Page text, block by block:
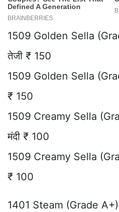
1509 Golden Sella
तेजी ₹ 150
1509 Golden Sella
₹ 150
1509 Creamy Sella
मंदी ₹ 100
1509 Creamy Sella
₹ 100
1401 Steam (Grade